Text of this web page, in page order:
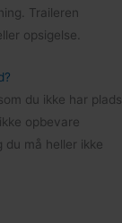
Traileren
opsigelse.
du ikke har plads
opbevare
må heller ikke